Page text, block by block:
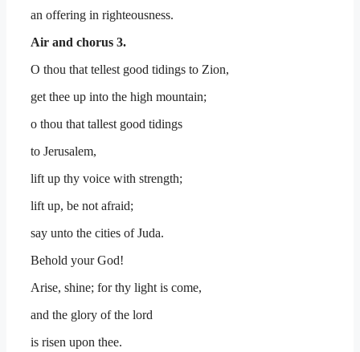
an offering in righteousness.
Air and chorus 3.
O thou that tellest good tidings to Zion,
get thee up into the high mountain;
o thou that tallest good tidings
to Jerusalem,
lift up thy voice with strength;
lift up, be not afraid;
say unto the cities of Juda.
Behold your God!
Arise, shine; for thy light is come,
and the glory of the lord
is risen upon thee.